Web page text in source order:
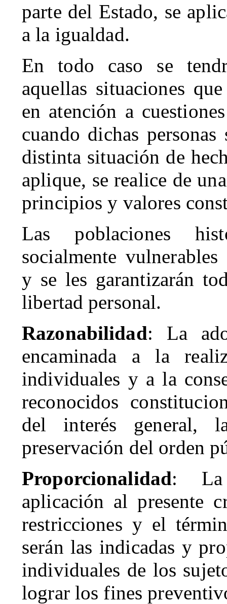
parte del Estado, se
a la igualdad.
En todo caso se
aquellas situaciones
en atención a
cuando dichas
distinta situación de
aplique, se realice de
principios y valores
Las poblaciones
socialmente
y se les garantizarán
libertad personal.
Razonabilidad: La
encaminada a la
individuales y a la
reconocidos
del interés general,
preservación del orden
Proporcionalidad: La
aplicación al presente
restricciones y el
serán las indicadas y
individuales de los
lograr los fines